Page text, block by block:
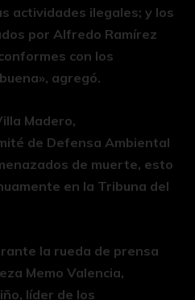
actividades ilegales; y los
por Alfredo Ramírez
con los
agregó.
Madero,
de Defensa Ambiental
de muerte, esto
en la Tribuna del
la rueda de prensa
Memo Valencia,
líder de los